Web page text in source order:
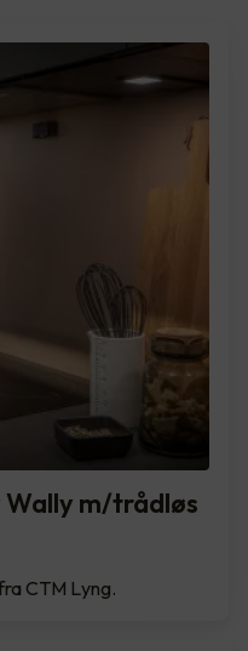
m/trådløs
CTM Lyng.